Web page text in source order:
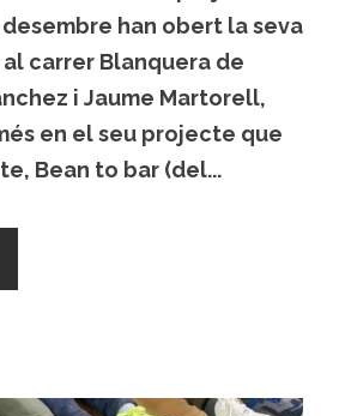
han obert la seva
carrer Blanquera de
i Jaume Martorell,
en el seu projecte que
Bean to bar (del...